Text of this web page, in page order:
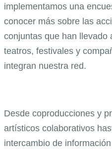
implementamos una
conocer más sobre las
conjuntas que han llevado
teatros, festivales y
integran nuestra red.
Desde coproducciones y
artísticos colaborativos
intercambio de